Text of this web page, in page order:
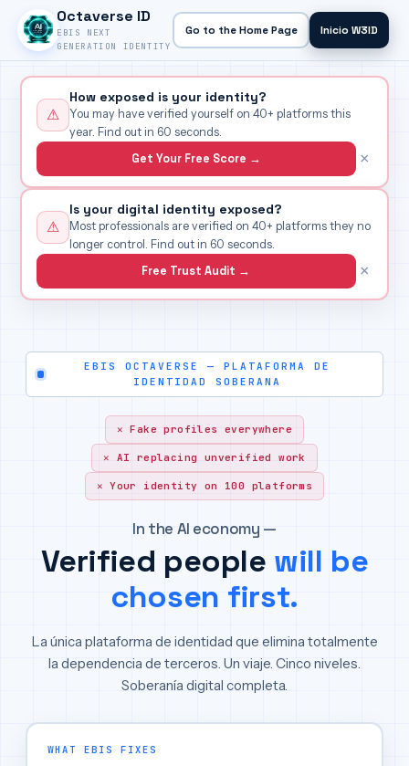
Octaverse ID
EBIS NEXT
GENERATION IDENTITY
Go to the Home Page Inicio W3ID
⚠
How exposed is your identity?
You may have verified yourself on 40+ platforms this
year. Find out in 60 seconds.
Get Your Free Score → ×
⚠
Is your digital identity exposed?
Most professionals are verified on 40+ platforms they no
longer control. Find out in 60 seconds.
Free Trust Audit → ×
EBIS OCTAVERSE — PLATAFORMA DE
IDENTIDAD SOBERANA
Fake profiles everywhere
AI replacing unverified work
Your identity on 100 platforms
In the AI economy —
Verified people will be
chosen first.
La única plataforma de identidad que elimina totalmente
la dependencia de terceros. Un viaje. Cinco niveles.
Soberanía digital completa.
WHAT EBIS FIXES